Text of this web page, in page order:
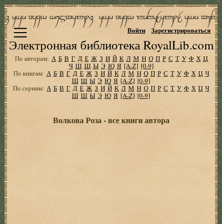
Электронная библиотека RoyalLib.com
Войти Зарегистрироваться
По авторам: А Б В Г Д Е Ж З И Й К Л М Н О П Р С Т У Ф Х Ц
Ч Ш Щ Ы Э Ю Я [A-Z] [0-9]
По книгам: А Б В Г Д Е Ж З И Й К Л М Н О П Р С Т У Ф Х Ц Ч
Ш Щ Ы Э Ю Я [A-Z] [0-9]
По сериям: А Б В Г Д Е Ж З И Й К Л М Н О П Р С Т У Ф Х Ц Ч
Ш Щ Ы Э Ю Я [A-Z] [0-9]
Волкова Роза - все книги автора